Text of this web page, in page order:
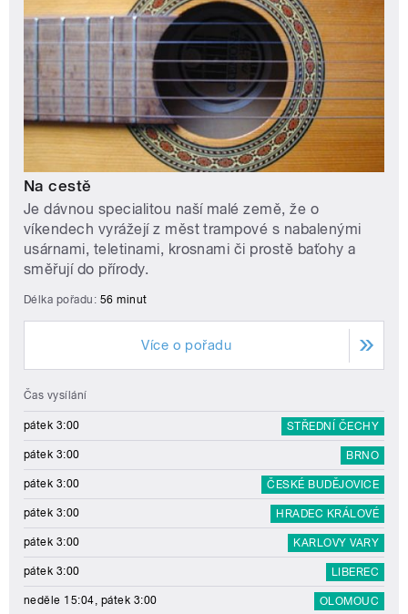
Na cestě
Je dávnou specialitou naší malé země, že o
víkendech vyrážejí z měst trampové s nabalenými
usárnami, teletinami, krosnami či prostě baťohy a
směřují do přírody.
Délka pořadu: 56 minut
Více o pořadu
Čas vysílání
pátek 3:00 STŘEDNÍ ČECHY
pátek 3:00 BRNO
pátek 3:00 ČESKÉ BUDĚJOVICE
pátek 3:00 HRADEC KRÁLOVÉ
pátek 3:00 KARLOVY VARY
pátek 3:00 LIBEREC
neděle 15:04, pátek 3:00 OLOMOUC